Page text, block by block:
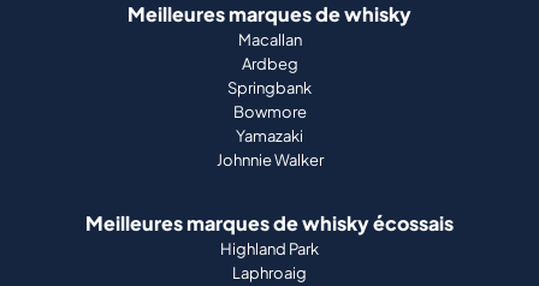
Meilleures marques de whisky
Macallan
Ardbeg
Springbank
Bowmore
Yamazaki
Johnnie Walker
Meilleures marques de whisky écossais
Highland Park
Laphroaig